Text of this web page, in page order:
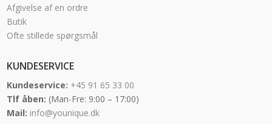
Afgivelse af en ordre
Butik
Ofte stillede spørgsmål
KUNDESERVICE
Kundeservice: +45 91 65 33 00
Tlf åben: (Man-Fre: 9:00 – 17:00)
Mail: info@younique.dk